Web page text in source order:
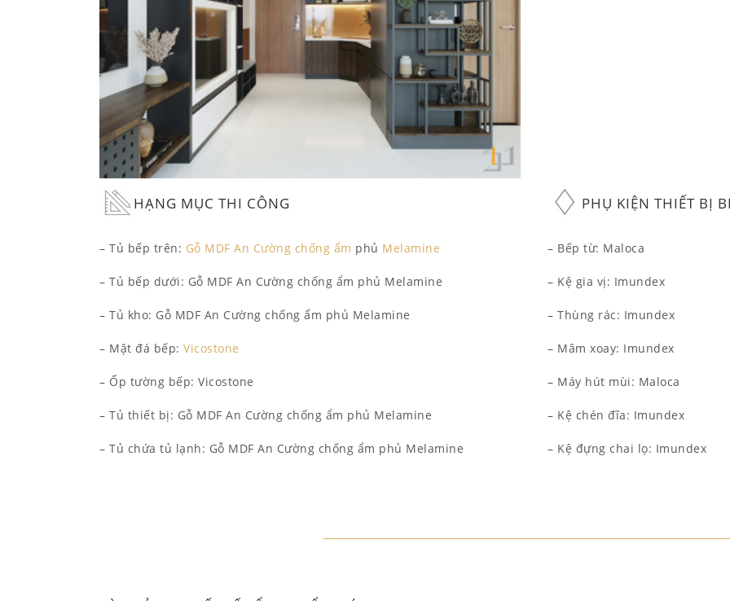
HẠNG MỤC THI CÔNG
– Tủ bếp trên: Gỗ MDF An Cường chống ẩm phủ Melamine
– Tủ bếp dưới: Gỗ MDF An Cường chống ẩm phủ Melamine
– Tủ kho: Gỗ MDF An Cường chống ẩm phủ Melamine
– Mặt đá bếp: Vicostone
– Ốp tường bếp: Vicostone
– Tủ thiết bị: Gỗ MDF An Cường chống ẩm phủ Melamine
– Tủ chứa tủ lạnh: Gỗ MDF An Cường chống ẩm phủ Melamine
PHỤ KIỆN THIẾT BỊ
– Bếp từ: Maloca
– Kệ gia vị: Imundex
– Thùng rác: Imundex
– Mâm xoay: Imundex
– Máy hút mùi: Maloca
– Kệ chén đĩa: Imundex
– Kệ đựng chai lọ: Imundex